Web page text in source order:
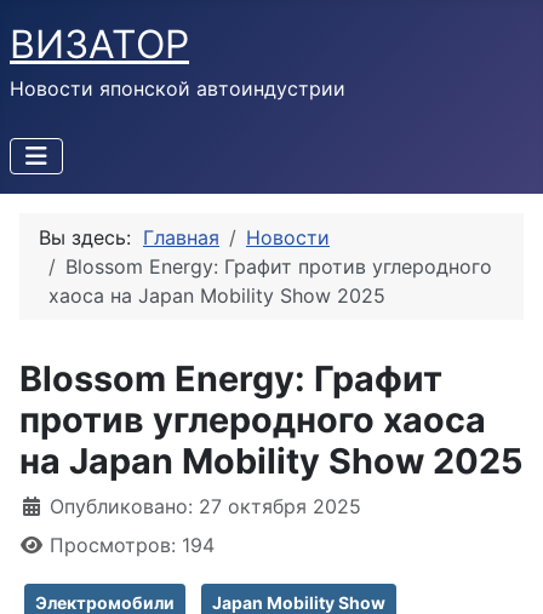
ВИЗАТОР
Новости японской автоиндустрии
Вы здесь: Главная
Новости
Blossom Energy: Графит против углеродного
хаоса на Japan Mobility Show 2025
Blossom Energy: Графит
против углеродного хаоса
на Japan Mobility Show 2025
Информация о материале
Опубликовано: 27 октября 2025
Просмотров: 194
Электромобили Japan Mobility Show